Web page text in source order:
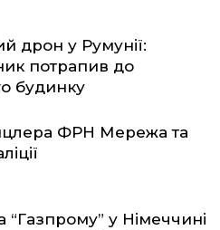
дрон у Румунії:
потрапив до
будинку
ФРН Мережа та
“Газпрому” у Німеччині